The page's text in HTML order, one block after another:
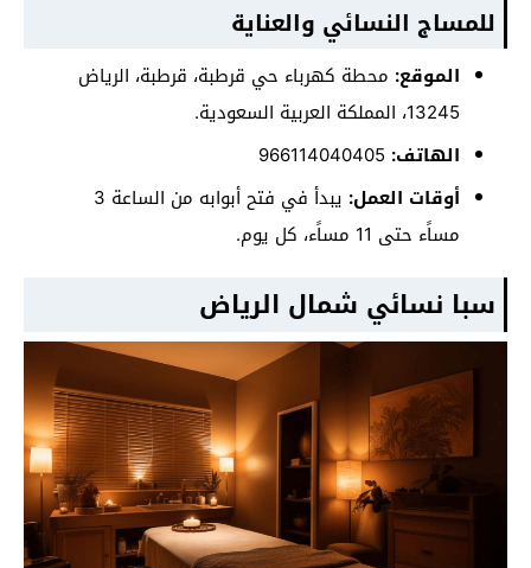
للمساج النسائي والعناية
الموقع: محطة كهرباء حي قرطبة، قرطبة، الرياض
13245، المملكة العربية السعودية.
الهاتف:
أوقات العمل:
يبدأ في فتح أبوابه من الساعة 3
مساًء حتى 11 مساًء، كل يوم.
سبا نسائي شمال الرياض